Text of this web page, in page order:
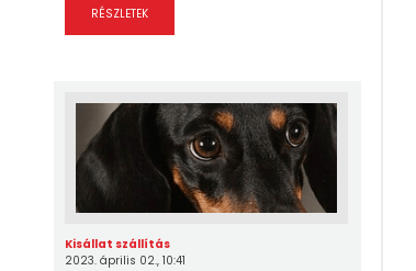
RÉSZLETEK
Kisállat szállítás
2023. április 02., 10:41